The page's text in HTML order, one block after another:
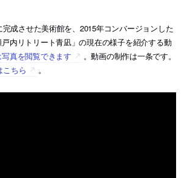
成させた美術館を、2015年コンバージョンした
内リトリート青凪」の現在の様子を紹介する動
真を閲覧できます
。動画の制作は一条です。
こちら
。